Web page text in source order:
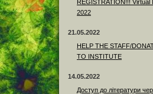
REGISTRATION!!! Virtual
2022
21.05.2022
HELP THE STAFF/
TO INSTITUTE
14.05.2022
Доступ до літератури